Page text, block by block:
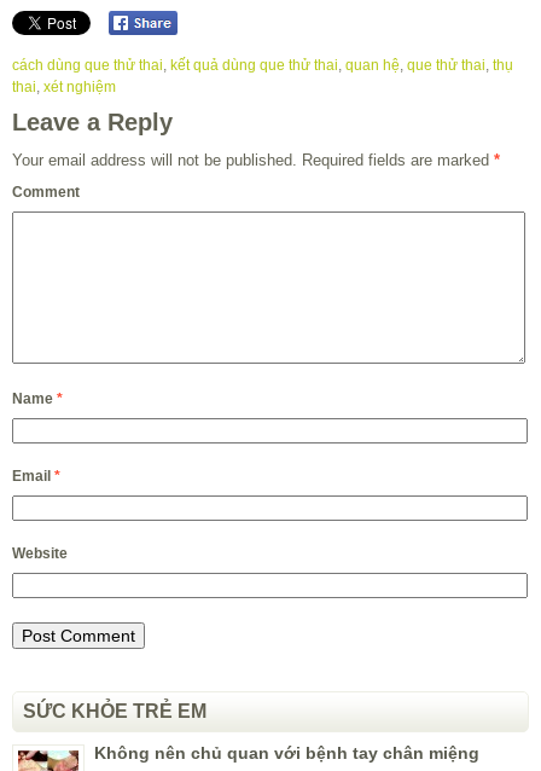
cách dùng que thử thai kết quả dùng que thử thai quan hệ que thử thai thụ
thai xét nghiệm
Leave a Reply
Your email address will not be published. Required fields are marked *
Comment
Name *
Email *
Website
SỨC KHỎE TRẺ EM
Không nên chủ quan với bệnh tay chân miệng